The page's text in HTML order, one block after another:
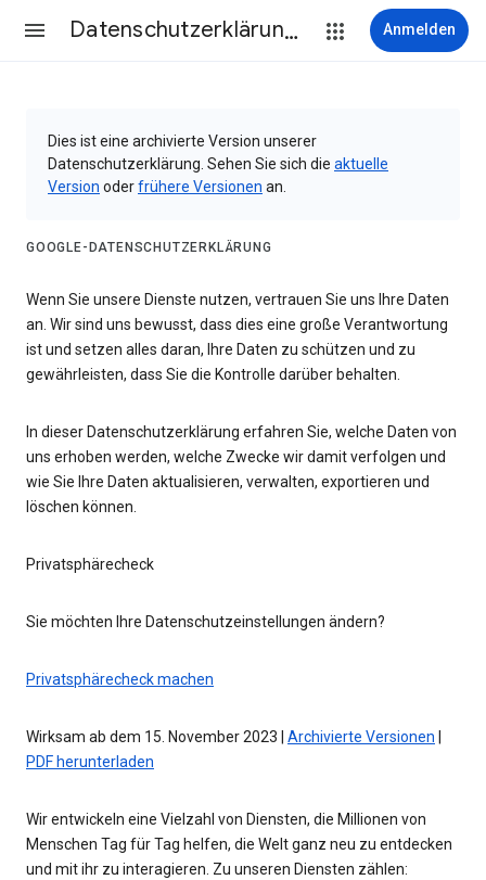
Datenschutzerklärung & Nutzungsbedingungen Anmelden
Dies ist eine archivierte Version unserer
Datenschutzerklärung. Sehen Sie sich die aktuelle
Version oderfrühere Versionen an.
GOOGLE-DATENSCHUTZERKLÄRUNG
Wenn Sie unsere Dienste nutzen, vertrauen Sie uns Ihre Daten
an. Wir sind uns bewusst, dass dies eine große Verantwortung
ist und setzen alles daran, Ihre Daten zu schützen und zu
gewährleisten, dass Sie die Kontrolle darüber behalten.
In dieser Datenschutzerklärung erfahren Sie, welche Daten von
uns erhoben werden, welche Zwecke wir damit verfolgen und
wie Sie Ihre Daten aktualisieren, verwalten, exportieren und
löschen können.
Privatsphärecheck
Sie möchten Ihre Datenschutzeinstellungen ändern?
Privatsphärecheck machen
Wirksam ab dem 15. November 2023 | Archivierte Versionen
PDF herunterladen
Wir entwickeln eine Vielzahl von Diensten, die Millionen von
Menschen Tag für Tag helfen, die Welt ganz neu zu entdecken
und mit ihr zu interagieren. Zu unseren Diensten zählen: